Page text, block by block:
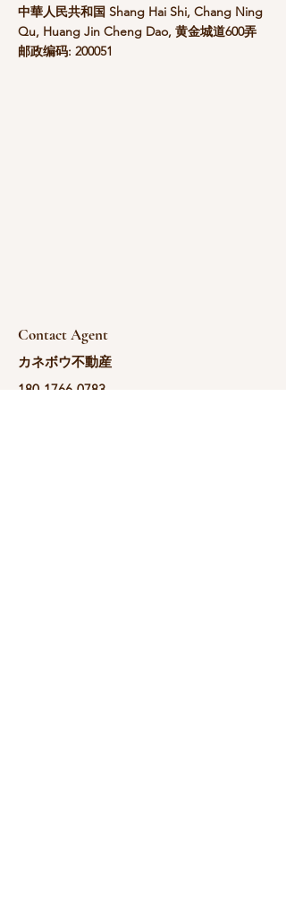
中華人民共和国 Shang Hai Shi, Chang Ning
Qu, Huang Jin Cheng Dao, 黄金城道600弄
邮政编码: 200051
Contact Agent
カネボウ不動産
180-1766-0783